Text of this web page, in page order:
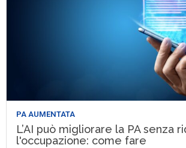
PA AUMENTATA
L’AI può migliorare la PA senza
l'occupazione: come fare